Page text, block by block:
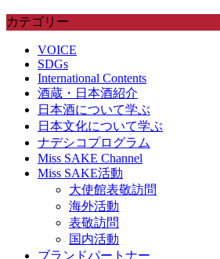
カテゴリー
VOICE
SDGs
International Contents
酒蔵・日本酒紹介
日本酒について学ぶ
日本文化について学ぶ
ナデシコプログラム
Miss SAKE Channel
Miss SAKE活動
大使館表敬訪問
海外活動
表敬訪問
国内活動
ブランドパートナー